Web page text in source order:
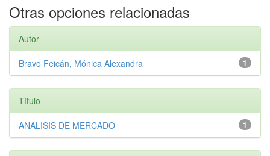
Otras opciones relacionadas
Autor
1
Bravo Feicán, Mónica Alexandra
Título
1
ANALISIS DE MERCADO